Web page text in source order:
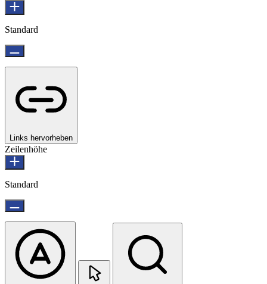
Standard
Links hervorheben
Zeilenhöhe
Standard